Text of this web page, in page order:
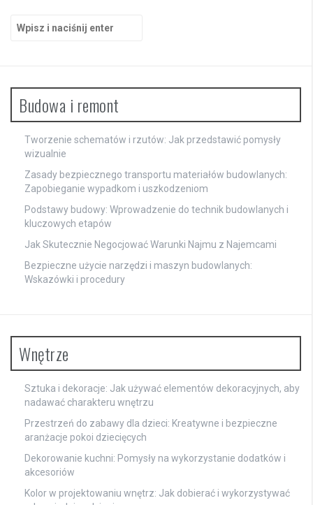
Budowa i remont
Tworzenie schematów i rzutów: Jak przedstawić pomysły
wizualnie
Zasady bezpiecznego transportu materiałów budowlanych:
Zapobieganie wypadkom i uszkodzeniom
Podstawy budowy: Wprowadzenie do technik budowlanych i
kluczowych etapów
Jak Skutecznie Negocjować Warunki Najmu z Najemcami
Bezpieczne użycie narzędzi i maszyn budowlanych:
Wskazówki i procedury
Wnętrze
Sztuka i dekoracje: Jak używać elementów dekoracyjnych, aby
nadawać charakteru wnętrzu
Przestrzeń do zabawy dla dzieci: Kreatywne i bezpieczne
aranżacje pokoi dziecięcych
Dekorowanie kuchni: Pomysły na wykorzystanie dodatków i
akcesoriów
Kolor w projektowaniu wnętrz: Jak dobierać i wykorzystywać